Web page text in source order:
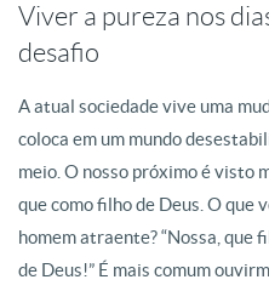
Viver a pureza nos
desafio
A atual sociedade vive uma
coloca em um mundo
meio. O nosso próximo é visto
que como filho de Deus. O que
homem atraente? “Nossa, que
de Deus!” É mais comum